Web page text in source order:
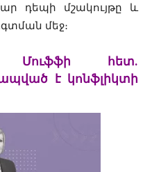
դեպի մշակույթը և
մեջ։
Մուֆֆի հետ.
է կոնֆլիկտի